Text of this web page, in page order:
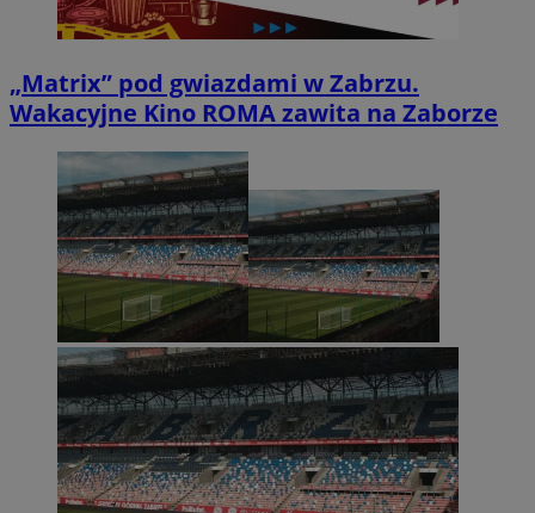
„Matrix” pod gwiazdami w Zabrzu.
Wakacyjne Kino ROMA zawita na Zaborze